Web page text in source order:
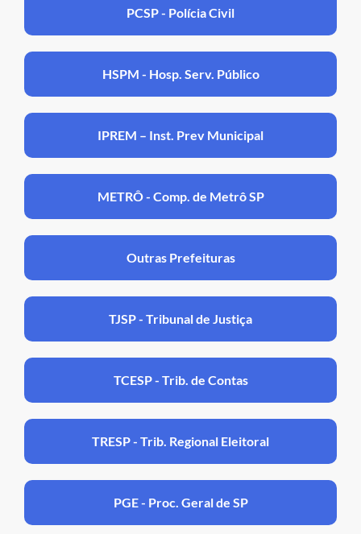
PCSP - Polícia Civil
HSPM - Hosp. Serv. Público
IPREM – Inst. Prev Municipal
METRÔ - Comp. de Metrô SP
Outras Prefeituras
TJSP - Tribunal de Justiça
TCESP - Trib. de Contas
TRESP - Trib. Regional Eleitoral
PGE - Proc. Geral de SP